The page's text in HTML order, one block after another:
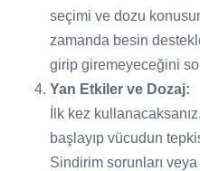
seçimi ve dozu
zamanda besin
girip giremeyeceğini
Yan Etkiler ve Dozaj:
İlk kez
başlayıp vücudun
Sindirim sorunları